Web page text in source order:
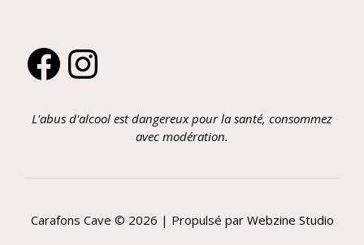
FacebookInstagram
L'abus d'alcool est dangereux pour la santé, consommez
avec modération.
Carafons Cave © 2026 | Propulsé par Webzine Studio